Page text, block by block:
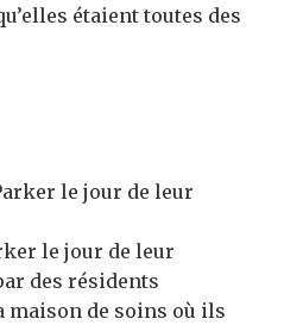
étaient toutes des
le jour de leur
des résidents
maison de soins où ils